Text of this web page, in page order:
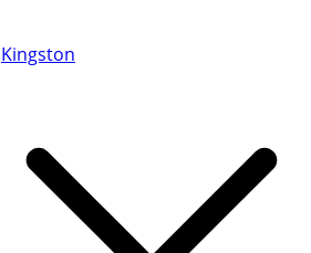
Kingston